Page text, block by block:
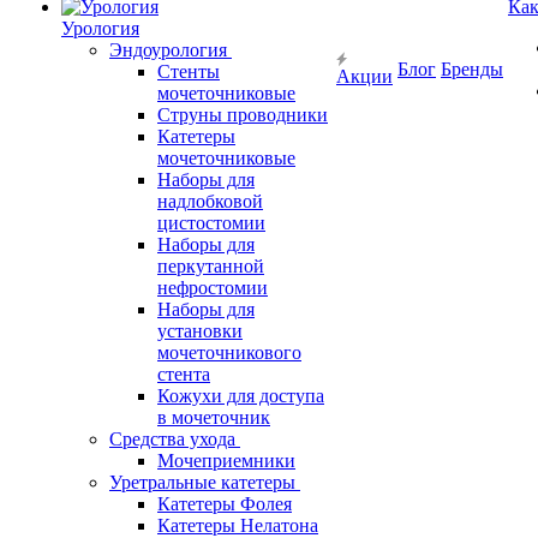
Урология
Эндоурология
Стенты
мочеточниковые
Струны проводники
Катетеры
мочеточниковые
Наборы для
надлобковой
цистостомии
Наборы для
перкутанной
нефростомии
Наборы для
установки
мочеточникового
стента
Кожухи для доступа
в мочеточник
Средства ухода
Мочеприемники
Уретральные катетеры
Катетеры Фолея
Катетеры Нелатона
Акции Блог Бренды